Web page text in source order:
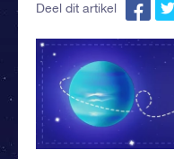
Deel dit artikel